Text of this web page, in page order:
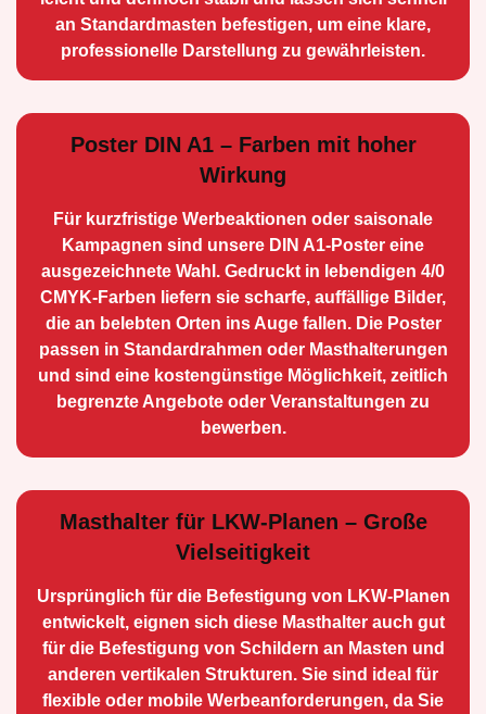
an Standard­masten befestigen, um eine klare,
professionelle Darstellung zu gewährleisten.
Poster DIN A1 – Farben mit hoher
Wirkung
Für kurzfristige Werbe­aktionen oder saisonale
Kampagnen sind unsere DIN A1-Poster eine
ausge­zeichnete Wahl. Gedruckt in lebendigen 4/0
CMYK-Farben liefern sie scharfe, auffällige Bilder,
die an belebten Orten ins Auge fallen. Die Poster
passen in Standardrahmen oder Masthalterungen
und sind eine kostengünstige Möglichkeit, zeitlich
begrenzte Angebote oder Veranstaltungen zu
bewerben.
Masthalter für LKW-Planen – Große
Vielseitigkeit
Ursprünglich für die Be­festigung von LKW-Planen
entwickelt, eignen sich diese Masthalter auch gut
für die Befestigung von Schildern an Masten und
anderen vertikalen Strukturen. Sie sind ideal für
flexible oder mobile Werbean­forderungen, da Sie